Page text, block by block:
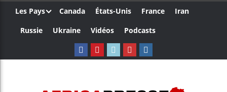
Les Pays Canada États-Unis France
Iran
Russie
Ukraine Vidéos Podcasts